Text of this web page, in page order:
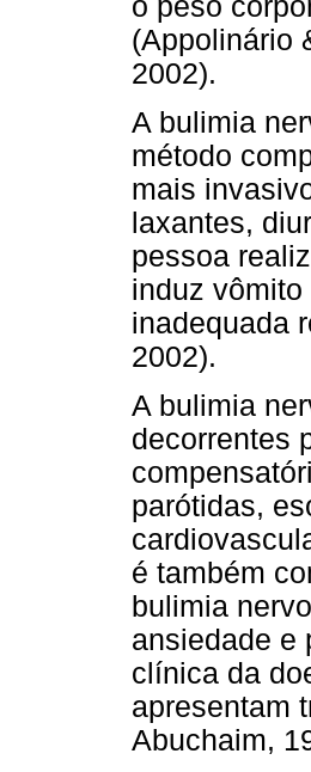
o peso
(Appolinário
2002).
A bulimia
método
mais
laxantes,
pessoa
induz
inadequada
2002).
A bulimia
decorrentes
parótidas,
é também
bulimia
ansiedade e
clínica da
apresentam
Abuchaim,